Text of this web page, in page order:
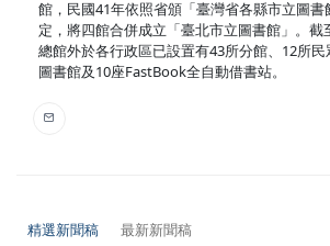
館，民國41年依照省頒「臺灣省各縣市立圖
定，將四館合併成立「臺北市立圖書館」。截
總館外於各行政區已設置有43所分館、12所
圖書館及10座FastBook全自動借書站。
精選新聞稿 最新新聞稿